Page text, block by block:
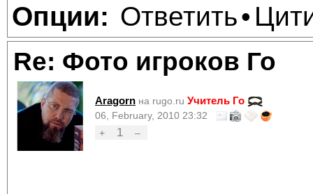
Опции: Ответить•
Re: Фото игроков Го
Aragorn на rugo.ru Учитель Го
06, February, 2010 23:32
+
1 –